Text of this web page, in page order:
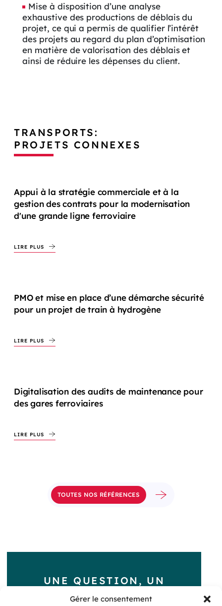
Gérer le consentement
Mise à disposition d’une analyse
exhaustive des productions de déblais du
projet, ce qui a permis de qualifier l’intérêt
des projets au regard du plan d’optimisation
en matière de valorisation des déblais et
ainsi de réduire les dépenses du client.
TRANSPORTS:
PROJETS CONNEXES
Appui à la stratégie commerciale et à la
gestion des contrats pour la modernisation
d'une grande ligne ferroviaire
LIRE PLUS
PMO et mise en place d’une démarche sécurité
pour un projet de train à hydrogène
LIRE PLUS
Digitalisation des audits de maintenance pour
des gares ferroviaires
LIRE PLUS
TOUTES NOS RÉFÉRENCES
UNE QUESTION, UN
PROJET ?